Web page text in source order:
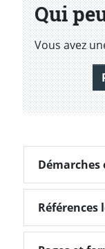
Qui
Vous avez
Démarches
Références
Références